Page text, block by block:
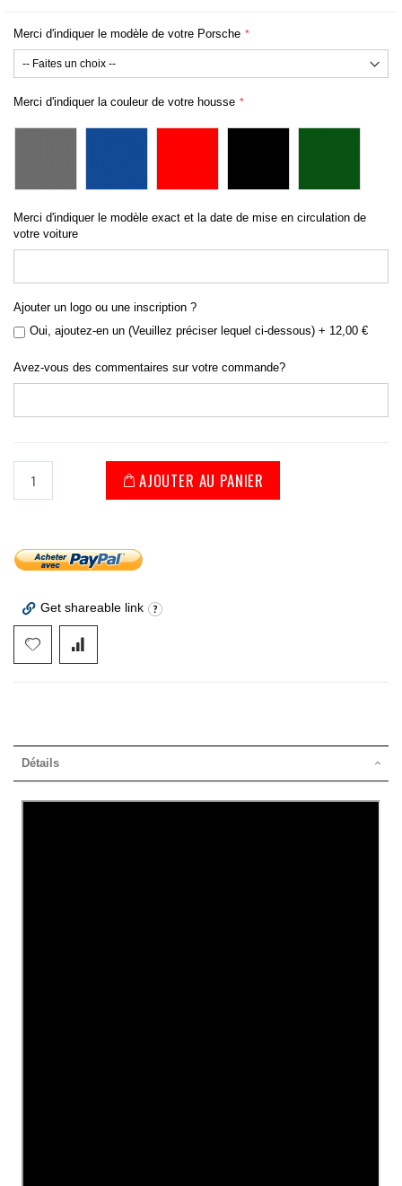
Merci d'indiquer le modèle de votre Porsche
Merci d'indiquer la couleur de votre housse
Merci d'indiquer le modèle exact et la date de mise en circulation de
votre voiture
Ajouter un logo ou une inscription ?
Oui, ajoutez-en un (Veuillez préciser lequel ci-dessous) + 12,00 €
Avez-vous des commentaires sur votre commande?
AJOUTER AU PANIER
Get shareable link
Détails